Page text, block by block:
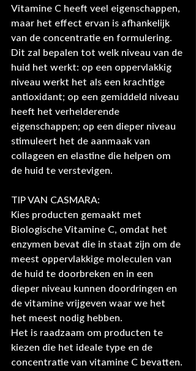
Vitamine C heeft veel eigenschappen,
maar het effect ervan is afhankelijk
van de concentratie en formulering.
Dit zal bepalen tot welk niveau van de
huid het werkt: op een oppervlakkig
niveau werkt het als een krachtige
antioxidant; op een gemiddeld niveau
heeft het verhelderende
eigenschappen; op een dieper niveau
stimuleert het de aanmaak van
collageen en elastine die helpen om
de huid te verstevigen.
TIP VAN CASMARA:
Kies producten gemaakt met
Biologische Vitamine C, omdat het
enzymen bevat die in staat zijn om de
meest oppervlakkige moleculen van
de huid te doorbreken en in een
dieper niveau kunnen doordringen en
de vitamine vrijgeven waar we het
het meest nodig hebben.
Het is raadzaam om producten te
kiezen die het ideale type en de
concentratie van vitamine C bevatten.